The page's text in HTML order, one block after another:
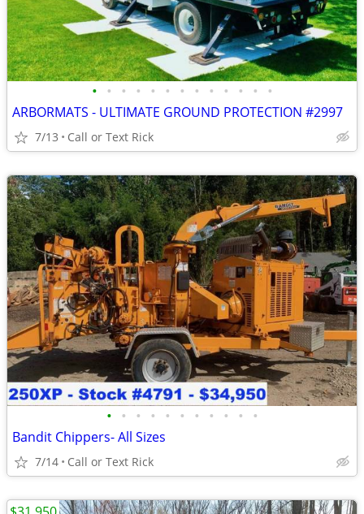
• • • • • • • • • • • • •
ARBORMATS - ULTIMATE GROUND PROTECTION #2997
7/13 Call or Text Rick
• • • • • • • • • • •
Bandit Chippers- All Sizes
7/14 Call or Text Rick